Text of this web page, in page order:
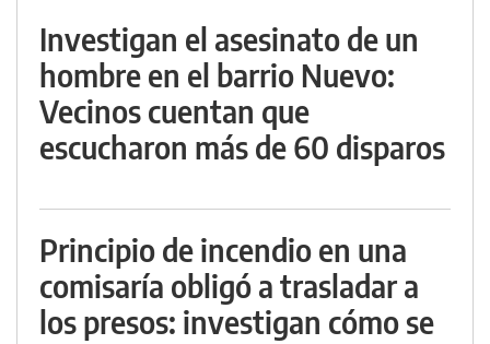
Investigan el asesinato de un
hombre en el barrio Nuevo:
Vecinos cuentan que
escucharon más de 60 disparos
Principio de incendio en una
comisaría obligó a trasladar a
los presos: investigan cómo se